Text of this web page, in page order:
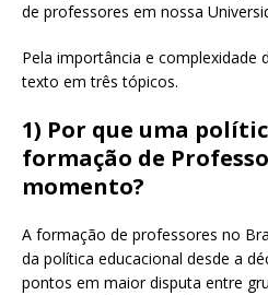
de professores em nossa
Pela importância e complexidade
texto em três tópicos.
1) Por que uma
formação de
momento?
A formação de professores no
da política educacional desde a
pontos em maior disputa entre